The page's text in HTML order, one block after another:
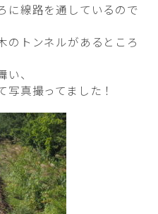
に線路を通しているので
のトンネルがあるところ
、
真撮ってました！